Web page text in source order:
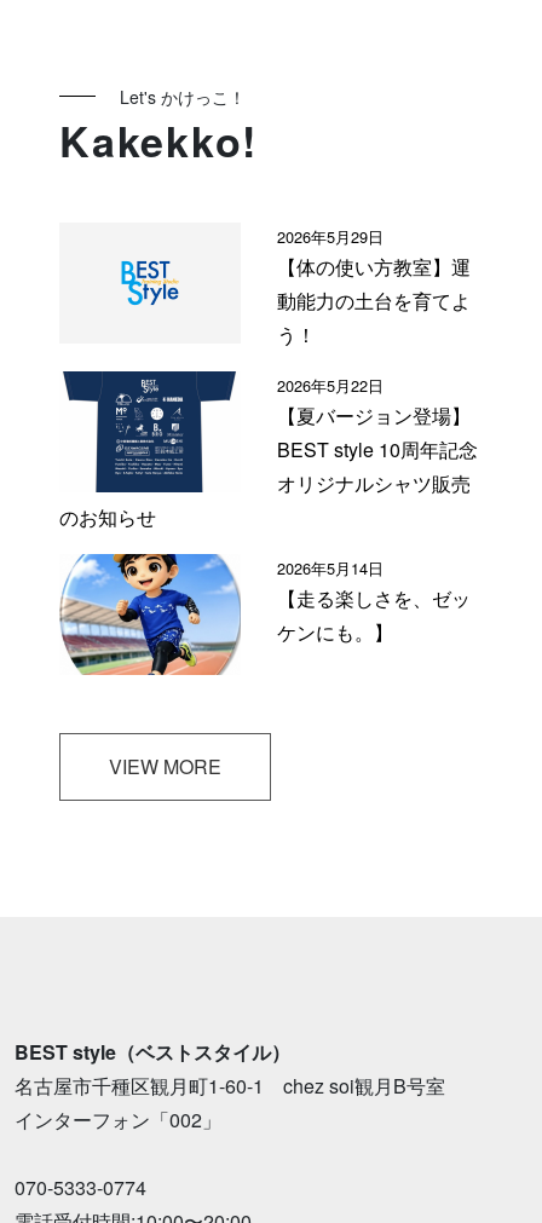
Let's かけっこ！
Kakekko!
2026年5月29日
【体の使い方教室】運
動能力の土台を育てよ
う！
2026年5月22日
【夏バージョン登場】
BEST style 10周年記念
オリジナルシャツ販売
のお知らせ
2026年5月14日
【走る楽しさを、ゼッ
ケンにも。】
VIEW MORE
BEST style（ベストスタイル）
名古屋市千種区観月町1-60-1 chez soi観月B号室
インターフォン「002」
070-5333-0774